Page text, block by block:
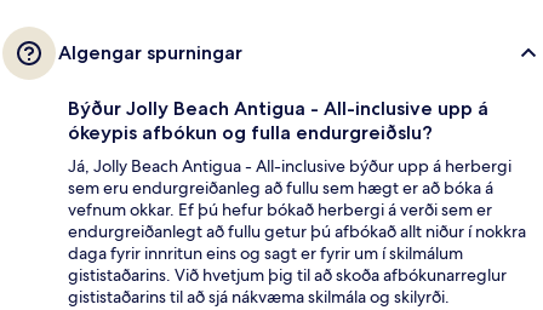
Algengar spurningar
Býður Jolly Beach Antigua - All-inclusive upp á
ókeypis afbókun og fulla endurgreiðslu?
Já, Jolly Beach Antigua - All-inclusive býður upp á herbergi
sem eru endurgreiðanleg að fullu sem hægt er að bóka á
vefnum okkar. Ef þú hefur bókað herbergi á verði sem er
endurgreiðanlegt að fullu getur þú afbókað allt niður í nokkra
daga fyrir innritun eins og sagt er fyrir um í skilmálum
gististaðarins. Við hvetjum þig til að skoða afbókunarreglur
gististaðarins til að sjá nákvæma skilmála og skilyrði.